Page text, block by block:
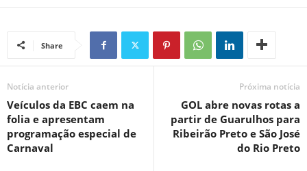
Share
Notícia anterior
Veículos da EBC caem na
folia e apresentam
programação especial de
Carnaval
Próxima notícia
GOL abre novas rotas a
partir de Guarulhos para
Ribeirão Preto e São José
do Rio Preto